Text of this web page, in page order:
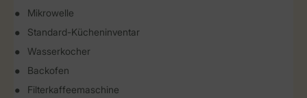
Mikrowelle
Standard-Kücheninventar
Wasserkocher
Backofen
Filterkaffeemaschine